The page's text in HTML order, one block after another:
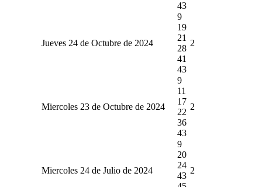
43
Jueves 24 de Octubre de 2024
9
19
21
28
41
43
2
Miercoles 23 de Octubre de 2024
9
11
17
22
36
43
2
Miercoles 24 de Julio de 2024
9
20
24
43
2